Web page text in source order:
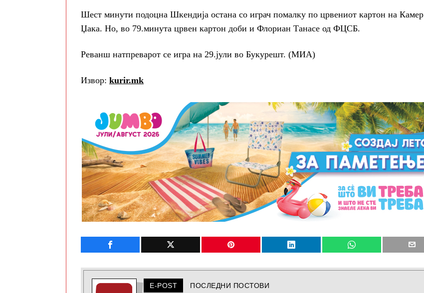
Шест минути подоцна Шкендија остана со играч помалку по црвениот картон на Камер
Џака. Но, во 79.минута црвен картон доби и Флориан Танасе од ФЦСБ.
Реванш натпреварот се игра на 29.јули во Букурешт. (МИА)
Извор: kurir.mk
E-POST ПОСЛЕДНИ ПОСТОВИ